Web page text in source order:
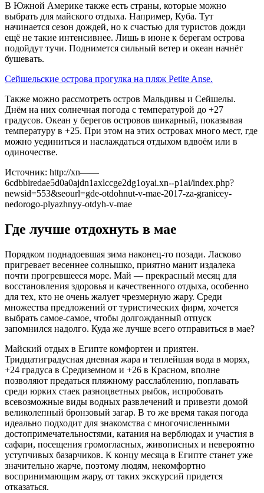
В Южной Америке также есть страны, которые можно
выбрать для майского отдыха. Например, Куба. Тут
начинается сезон дождей, но к счастью для туристов дожди
ещё не такие интенсивнее. Лишь в июне к берегам острова
подойдут тучи. Поднимется сильный ветер и океан начнёт
бушевать.
Сейшельские острова прогулка на пляж Petite Anse.
Также можно рассмотреть остров Мальдивы и Сейшелы.
Днём на них солнечная погода с температурой до +27
градусов. Океан у берегов островов шикарный, показывая
температуру в +25. При этом на этих островах много мест, где
можно уединиться и наслаждаться отдыхом вдвоём или в
одиночестве.
Источник: http://xn——
6cdbbiredae5d0a0ajdn1axlccge2dg1oyai.xn--p1ai/index.php?
newsid=553&seourl=gde-otdohnut-v-mae-2017-za-granicey-
nedorogo-plyazhnyy-otdyh-v-mae
Где лучше отдохнуть в мае
Порядком поднадоевшая зима наконец-то позади. Ласково
пригревает весеннее солнышко, приятно манит издалека
почти прогревшееся море. Май — прекрасный месяц для
восстановления здоровья и качественного отдыха, особенно
для тех, кто не очень жалует чрезмерную жару. Среди
множества предложений от туристических фирм, хочется
выбрать самое-самое, чтобы долгожданный отпуск
запомнился надолго. Куда же лучше всего отправиться в мае?
Майский отдых в Египте комфортен и приятен.
Тридцатиградусная дневная жара и теплейшая вода в морях,
+24 градуса в Средиземном и +26 в Красном, вполне
позволяют предаться пляжному расслаблению, поплавать
среди юрких стаек разноцветных рыбок, испробовать
всевозможные виды водных развлечений и привезти домой
великолепный бронзовый загар. В то же время такая погода
идеально подходит для знакомства с многочисленными
достопримечательностями, катания на верблюдах и участия в
сафари, посещения громогласных, живописных и невероятно
уступчивых базарчиков. К концу месяца в Египте станет уже
значительно жарче, поэтому людям, некомфортно
воспринимающим жару, от таких экскурсий придется
отказаться.